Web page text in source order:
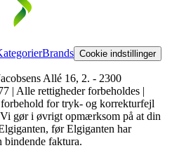
Brands Cookie indstillinger
Allé 16, 2. - 2300
| Alle rettigheder forbeholdes |
for tryk- og korrekturfejl
gør i øvrigt opmærksom på at din
før Elgiganten har
bindende faktura.